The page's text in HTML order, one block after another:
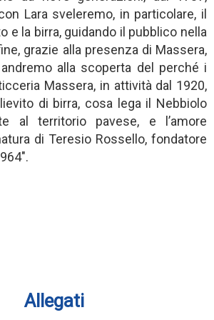
Lara sveleremo, in particolare, il
e la birra, guidando il pubblico nella
grazie alla presenza di Massera,
alla scoperta del perché i
Massera, in attività dal 1920,
di birra, cosa lega il Nebbiolo
al territorio pavese, e l’amore
di Teresio Rossello, fondatore
Allegati